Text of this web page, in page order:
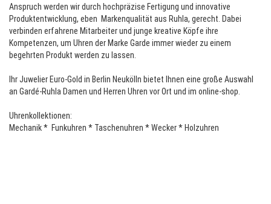
Anspruch werden wir durch hochpräzise Fertigung und innovative
Produktentwicklung, eben Markenqualität aus Ruhla, gerecht. Dabei
verbinden erfahrene Mitarbeiter und junge kreative Köpfe ihre
Kompetenzen, um Uhren der Marke Garde immer wieder zu einem
begehrten Produkt werden zu lassen.
Ihr Juwelier Euro-Gold in Berlin Neukölln bietet Ihnen eine große Auswahl
an Gardé-Ruhla Damen und Herren Uhren vor Ort und im online-shop.
Uhrenkollektionen:
Mechanik * Funkuhren * Taschenuhren * Wecker * Holzuhren